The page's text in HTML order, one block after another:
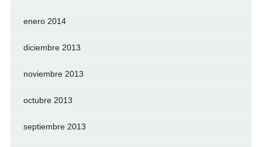
enero 2014
diciembre 2013
noviembre 2013
octubre 2013
septiembre 2013